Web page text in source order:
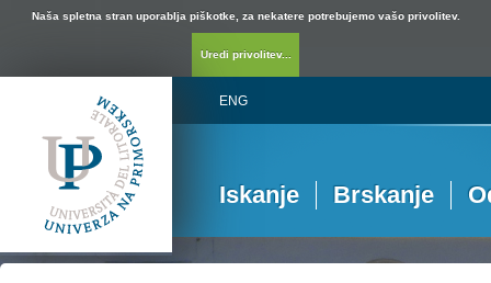
Naša spletna stran uporablja piškotke, za nekatere potrebujemo vašo privolitev.
Uredi privolitev...
ENG
Iskanje Brskanje